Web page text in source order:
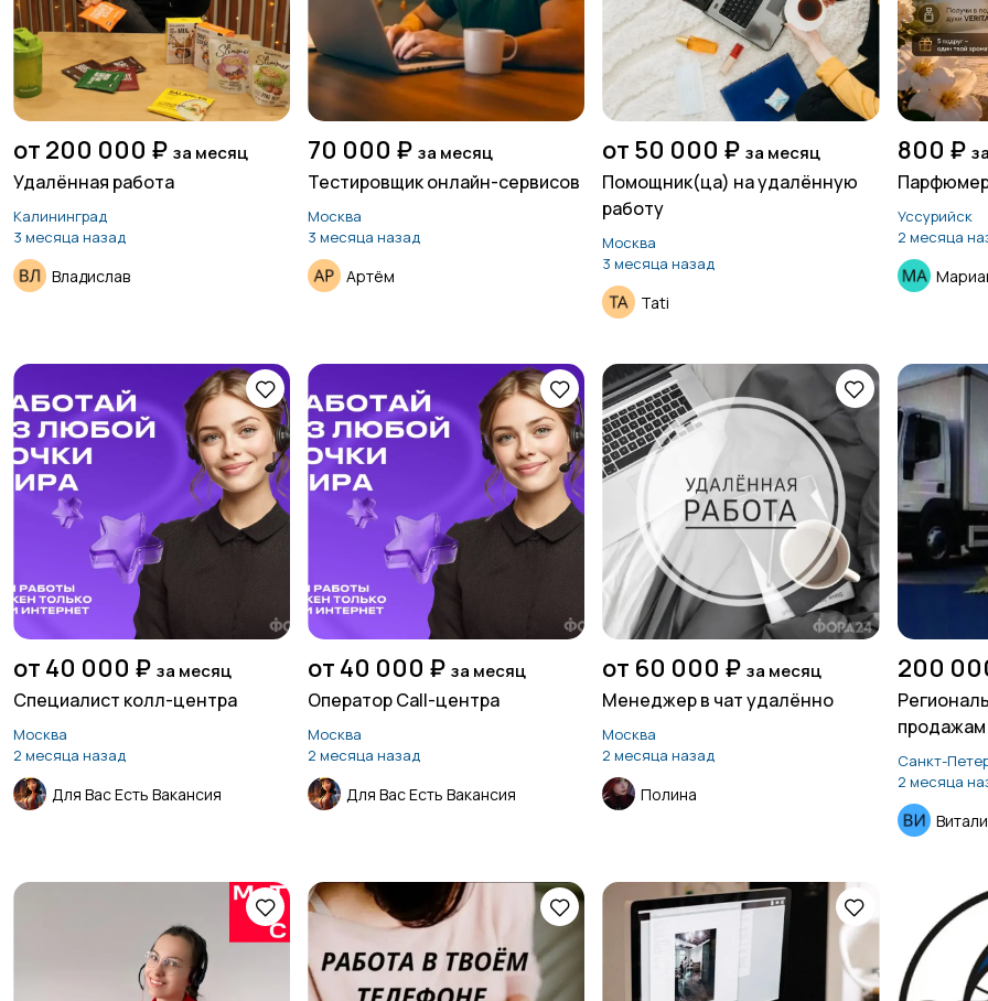
от 200 000 ₽ за месяц
Удалённая работа
Калининград
3 месяца назад
Владислав
70 000 ₽ за месяц
Тестировщик онлайн-сервисов
Москва
3 месяца назад
Артём
от 50 000 ₽ за месяц
Помощник(ца) на удалённую
работу
Москва
3 месяца назад
Tati
800 ₽
Уссурийск
2 месяца
от 40 000 ₽ за месяц
Специалист колл-центра
Москва
2 месяца назад
Для Вас Есть Вакансия
от 40 000 ₽ за месяц
Оператор Call-центра
Москва
2 месяца назад
Для Вас Есть Вакансия
от 60 000 ₽ за месяц
Менеджер в чат удалённо
Москва
2 месяца назад
Полина
200
продажам
Санкт-
2 месяца